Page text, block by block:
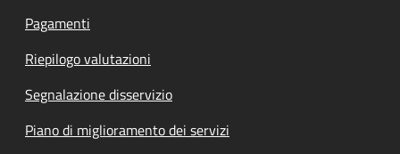
Pagamenti
Riepilogo valutazioni
Segnalazione disservizio
Piano di miglioramento dei servizi